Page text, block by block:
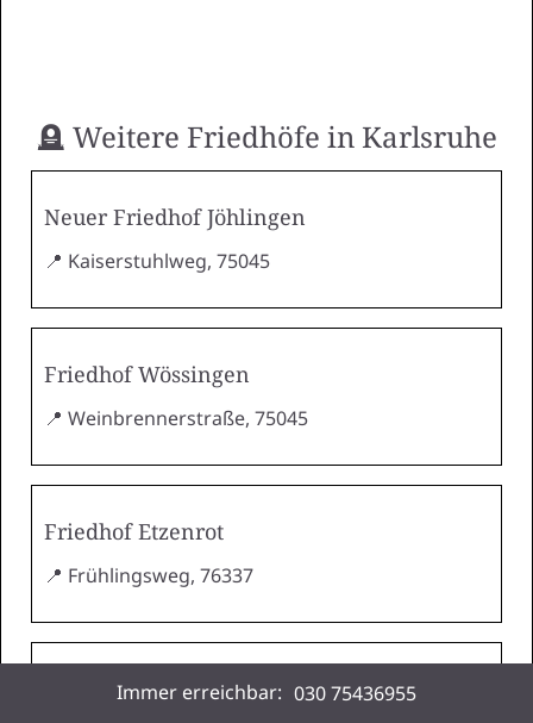
🪦 Weitere Friedhöfe in Karlsruhe
Neuer Friedhof Jöhlingen
📍 Kaiserstuhlweg, 75045
Friedhof Wössingen
📍 Weinbrennerstraße, 75045
Friedhof Etzenrot
📍 Frühlingsweg, 76337
Friedhof Busenbach
Immer erreichbar: 030 75436955